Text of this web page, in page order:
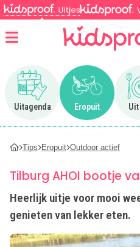
Uitagenda
Ga naar Uitagenda
Eropuit
Ga naar
Tips Eropuit Outdoor actief
Tilburg AHOI bootje
Heerlijk uitje voor mooi
genieten van lekker eten.